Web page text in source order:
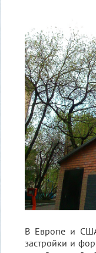
В Европе и
застройки и